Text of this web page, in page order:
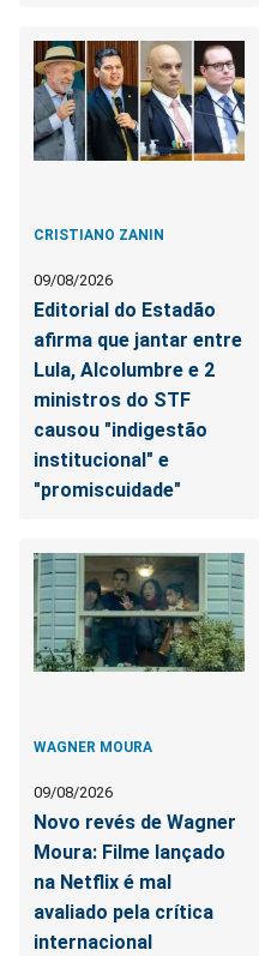
CRISTIANO ZANIN
09/08/2026
Editorial do Estadão
afirma que jantar entre
Lula, Alcolumbre e 2
ministros do STF
causou "indigestão
institucional" e
"promiscuidade"
WAGNER MOURA
09/08/2026
Novo revés de Wagner
Moura: Filme lançado
na Netflix é mal
avaliado pela crítica
internacional